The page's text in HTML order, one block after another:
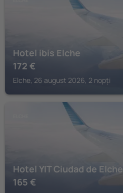
Hotel ibis Elche
172 €
Elche, 26 august 2026, 2 nopți
Hotel YIT Ciudad de Elche
165 €